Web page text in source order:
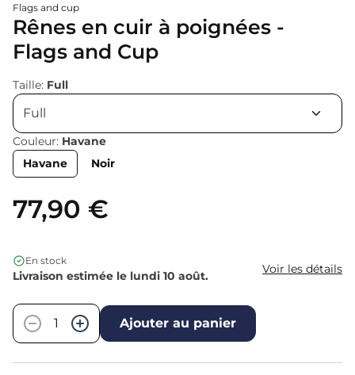
Flags and cup
Rênes en cuir à poignées -
Flags and Cup
Taille: Full
Couleur: Havane
Havane
Noir
77,90 €
En stock
Livraison estimée le lundi 10 août. Voir les détails
−
+ Ajouter au panier